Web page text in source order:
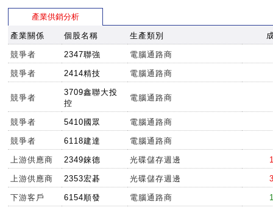
產業供銷分析
產業關係 個股名稱 生產類別
競爭者 2347聯強 電腦通路商
競爭者 2414精技 電腦通路商
競爭者
3709鑫聯大投
控
電腦通路商
競爭者 5410國眾 電腦通路商
競爭者 6118建達 電腦通路商
上游供應商 2349錸德 光碟儲存週邊
上游供應商 2353宏碁 光碟儲存週邊
下游客戶 6154順發 電腦通路商